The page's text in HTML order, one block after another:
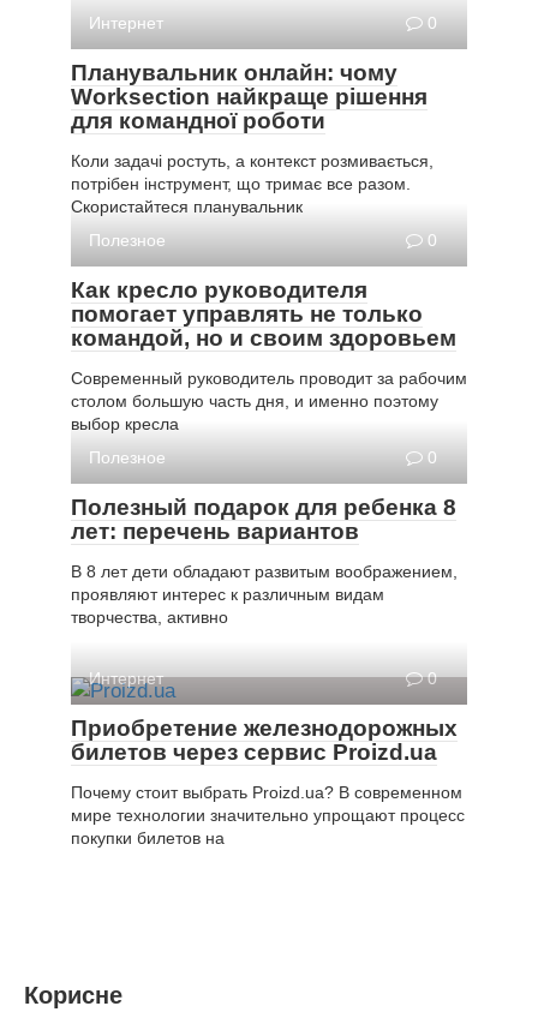
Интернет
0
Планувальник онлайн: чому
Worksection найкраще рішення
для командної роботи
Коли задачі ростуть, а контекст розмивається,
потрібен інструмент, що тримає все разом.
Скористайтеся планувальник
Полезное
0
Как кресло руководителя
помогает управлять не только
командой, но и своим здоровьем
Современный руководитель проводит за рабочим
столом большую часть дня, и именно поэтому
выбор кресла
Полезное
0
Полезный подарок для ребенка 8
лет: перечень вариантов
В 8 лет дети обладают развитым воображением,
проявляют интерес к различным видам
творчества, активно
Интернет 0
Приобретение железнодорожных
билетов через сервис Proizd.ua
Почему стоит выбрать Proizd.ua? В современном
мире технологии значительно упрощают процесс
покупки билетов на
Корисне